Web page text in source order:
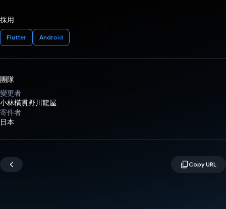
採用
Flutter Android
團隊
變更者
小林橫貫野川龍屋
寄件者
日本